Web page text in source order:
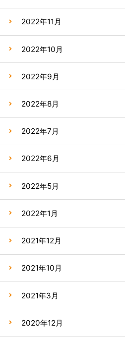
2022年11月
2022年10月
2022年9月
2022年8月
2022年7月
2022年6月
2022年5月
2022年1月
2021年12月
2021年10月
2021年3月
2020年12月